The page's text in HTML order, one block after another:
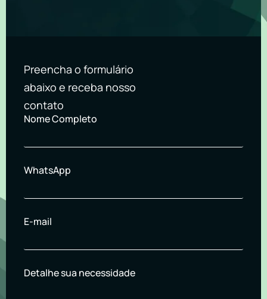
Preencha o formulário
abaixo e receba nosso
contato
Nome Completo
WhatsApp
E-mail
Detalhe sua necessidade